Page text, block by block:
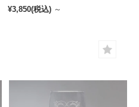
¥3,850(税込) ～